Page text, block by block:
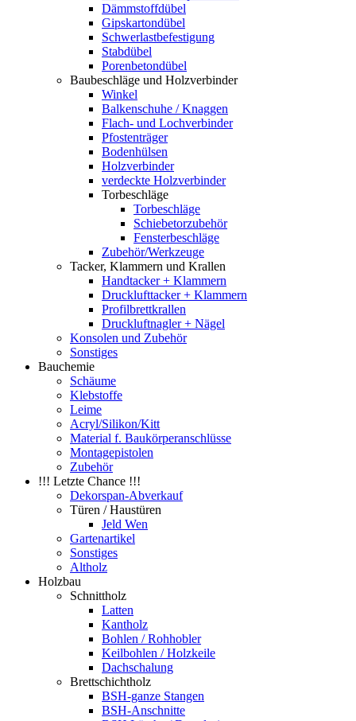
Dämmstoffdübel
Gipskartondübel
Schwerlastbefestigung
Stabdübel
Porenbetondübel
Baubeschläge und Holzverbinder
Winkel
Balkenschuhe / Knaggen
Flach- und Lochverbinder
Pfostenträger
Bodenhülsen
Holzverbinder
verdeckte Holzverbinder
Torbeschläge
Torbeschläge
Schiebetorzubehör
Fensterbeschläge
Zubehör/Werkzeuge
Tacker, Klammern und Krallen
Handtacker + Klammern
Drucklufttacker + Klammern
Profilbrettkrallen
Druckluftnagler + Nägel
Konsolen und Zubehör
Sonstiges
Bauchemie
Schäume
Klebstoffe
Leime
Acryl/Silikon/Kitt
Material f. Baukörperanschlüsse
Montagepistolen
Zubehör
!!! Letzte Chance !!!
Dekorspan-Abverkauf
Türen / Haustüren
Jeld Wen
Gartenartikel
Sonstiges
Altholz
Holzbau
Schnittholz
Latten
Kantholz
Bohlen / Rohhobler
Keilbohlen / Holzkeile
Dachschalung
Brettschichtholz
BSH-ganze Stangen
BSH-Anschnitte